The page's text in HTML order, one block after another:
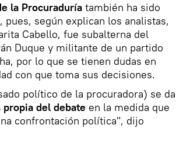
la Procuraduría también ha sido
pues, según explican los analistas,
Cabello, fue subalterna del
Duque y militante de un partido
por lo que se tienen dudas en
con que toma sus decisiones.
político de la procuradora) se da
del debate en la medida que
confrontación política", dijo